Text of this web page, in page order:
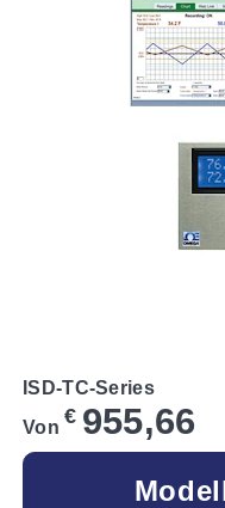
ISD-TC-Series
Von € 955,66